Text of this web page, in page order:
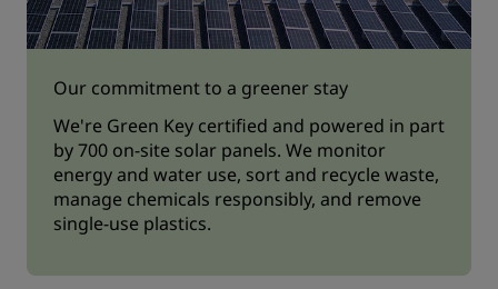
Our commitment to a greener stay
We're Green Key certified and powered in part
by 700 on-site solar panels. We monitor
energy and water use, sort and recycle waste,
manage chemicals responsibly, and remove
single-use plastics.